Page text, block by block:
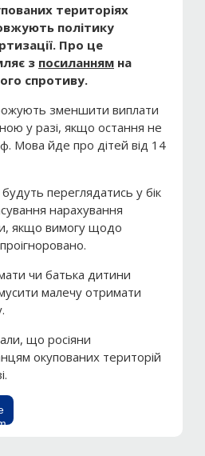
територіях
політику
Про це
з посиланням на
спротиву.
зменшити виплати
у разі, якщо остання не
Мова йде про дітей від 14
переглядатись у бік
нарахування
якщо вимогу щодо
чи батька дитини
малечу отримати
що росіяни
окупованих територій